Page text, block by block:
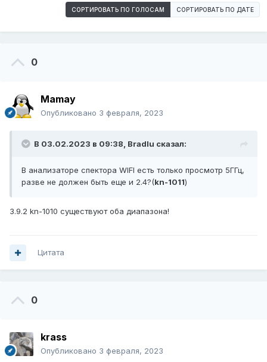
СОРТИРОВАТЬ ПО ГОЛОСАМ СОРТИРОВАТЬ ПО ДАТЕ
0
Mamay
Опубликовано 3 февраля, 2023
В 03.02.2023 в 09:38, Bradlu сказал:
В анализаторе спектора WIFI есть только просмотр 5ГГц,
разве не должен быть еще и 2.4?(kn-1011)
3.9.2 kn-1010 существуют оба диапазона!
Цитата
0
krass
Опубликовано 3 февраля, 2023